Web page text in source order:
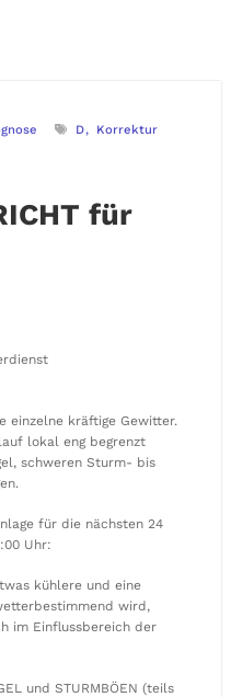
D Korrektur
für
einzelne kräftige Gewitter.
lokal eng begrenzt
schweren Sturm- bis
für die nächsten 24
Uhr:
kühlere und eine
wird,
im Einflussbereich der
und STURMBÖEN (teils